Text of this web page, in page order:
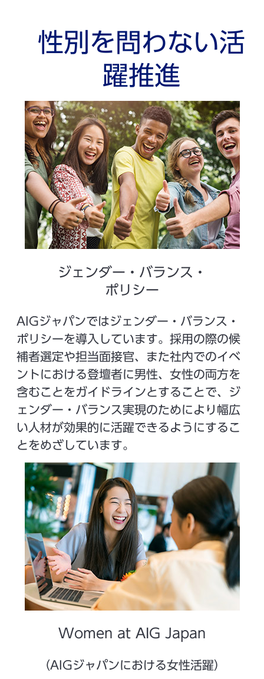
性別を問わない活
躍推進
ジェンダー・バランス・
ポリシー
AIGジャパンではジェンダー・バランス・
ポリシーを導入しています。採用の際の候
補者選定や担当面接官、また社内でのイベ
ントにおける登壇者に男性、女性の両方を
含むことをガイドラインとすることで、ジ
ェンダー・バランス実現のためにより幅広
い人材が効果的に活躍できるようにするこ
とをめざしています。
Women at AIG Japan
（AIGジャパンにおける女性活躍）